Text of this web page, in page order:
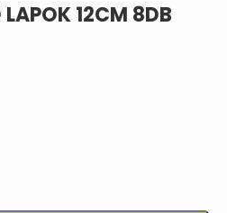
LAPOK 12CM 8DB